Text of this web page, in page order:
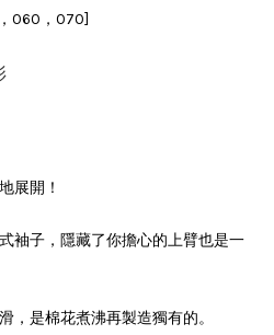
060，070]
展開！
袖子，隱藏了你擔心的上臂也是一
，是棉花煮沸再製造獨有的。